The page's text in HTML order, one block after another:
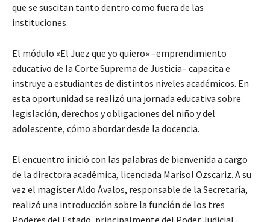
que se suscitan tanto dentro como fuera de las
instituciones.
El módulo «El Juez que yo quiero» –emprendimiento
educativo de la Corte Suprema de Justicia– capacita e
instruye a estudiantes de distintos niveles académicos. En
esta oportunidad se realizó una jornada educativa sobre
legislación, derechos y obligaciones del niño y del
adolescente, cómo abordar desde la docencia.
El encuentro inició con las palabras de bienvenida a cargo
de la directora académica, licenciada Marisol Ozscariz. A su
vez el magíster Aldo Ávalos, responsable de la Secretaría,
realizó una introducción sobre la función de los tres
Poderes del Estado, principalmente del Poder Judicial.